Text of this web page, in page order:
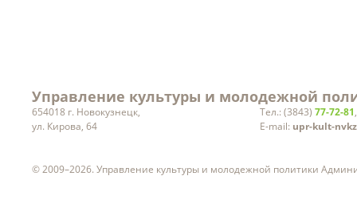
Управление культуры и молодежной
654018 г. Новокузнецк,
ул. Кирова, 64
Тел.: (3843) 77-72-81
E-mail: upr-kult-
© 2009–2026. Управление культуры и молодежной политики